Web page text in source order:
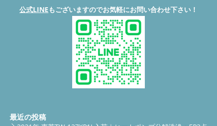
や掃除機の先端には注意が必要です。 Q. 異音が出ているのです
が、すぐに修理が必要ですか？A. 多くの場合はVベルトの劣化で
す。放置すると駆動不良になることもあるので、点検をおすすめ
します。 Q. フィン交換やベルト交換だけでもお願いできます
か？A. はい、分解クリーニングと合わせて、個別修理のみの対応
も可能です。 お問い合わせはこちらから
電話で相談する
LINEで相談する 公式LINEスクロールバー
#scroll-bar { position: fixed; top: -60px; /* 最初は画面外 */ left: 0;
width: 100%; background-color: #00C73C; /* 緑色 */ padding:
12px 10px; text-align: center; z-index: 9999; box-shadow: 0 2px
size: 15px; font-weight: bold; text-decoration: none; }
ルミフィンをブラシでこすってしまい、一部が変形。このフィン
潰れにより、空気の通り道がふさがれ、さらに乾燥効率が悪化し
ていました。 アルミフィンは極めて繊細な構造です。指で軽く
押しただけでも変形することがあります。 乾燥時のイヤなニオ
イの正体 脱水カバー清掃前 脱水カバー清掃後 乾燥中に発生する
「生乾き臭」や「もわっとした臭い」の原因は、湿気＋ホコリの
蓄積です。 風の通り道にホコリが溜まり、そこに湿気が残る
と、雑菌が繁殖しやすくなります。さらに乾燥熱によってそのニ
オイが拡散されてしまうのです。 内部にカビが繁殖しているケ
ースもあり、分解清掃なしでは改善しません。 ドラム槽清掃前
を分解清掃。フィンが潰れている箇所は修正不可能だったため、
公式LINEもございますのでお気軽にお問い合わせ下さい！
最近の投稿